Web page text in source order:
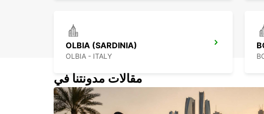
OLBIA (SARDINIA)
OLBIA - ITALY
مقالات مدونتنا في